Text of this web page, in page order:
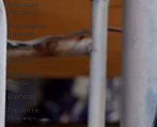
Bate-papo
Saboroso
Reportagens
Especiais
Podcast
Crônicas
O filhote da
mamãe
Especiais
Farinha de
Bragança